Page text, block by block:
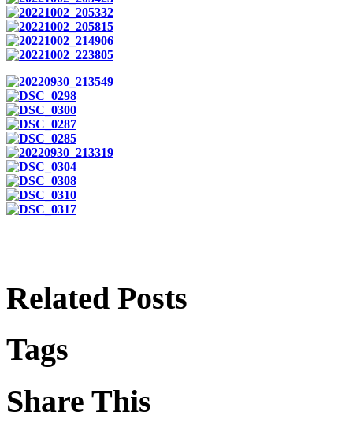
Related Posts
Tags
Share This